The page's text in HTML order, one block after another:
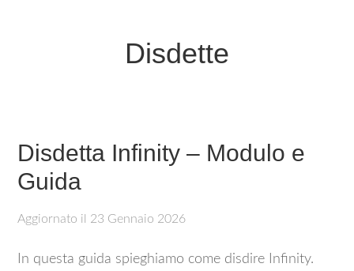
Disdette
Disdetta Infinity – Modulo e
Guida
Aggiornato il 23 Gennaio 2026
In questa guida spieghiamo come disdire Infinity.